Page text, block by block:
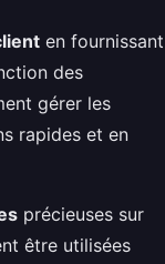
en fournissant
des
gérer les
rapides et en
précieuses sur
être utilisées